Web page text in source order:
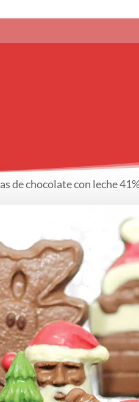
de chocolate con leche